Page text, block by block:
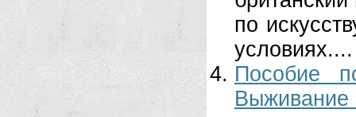
по
условиях....
Пособие